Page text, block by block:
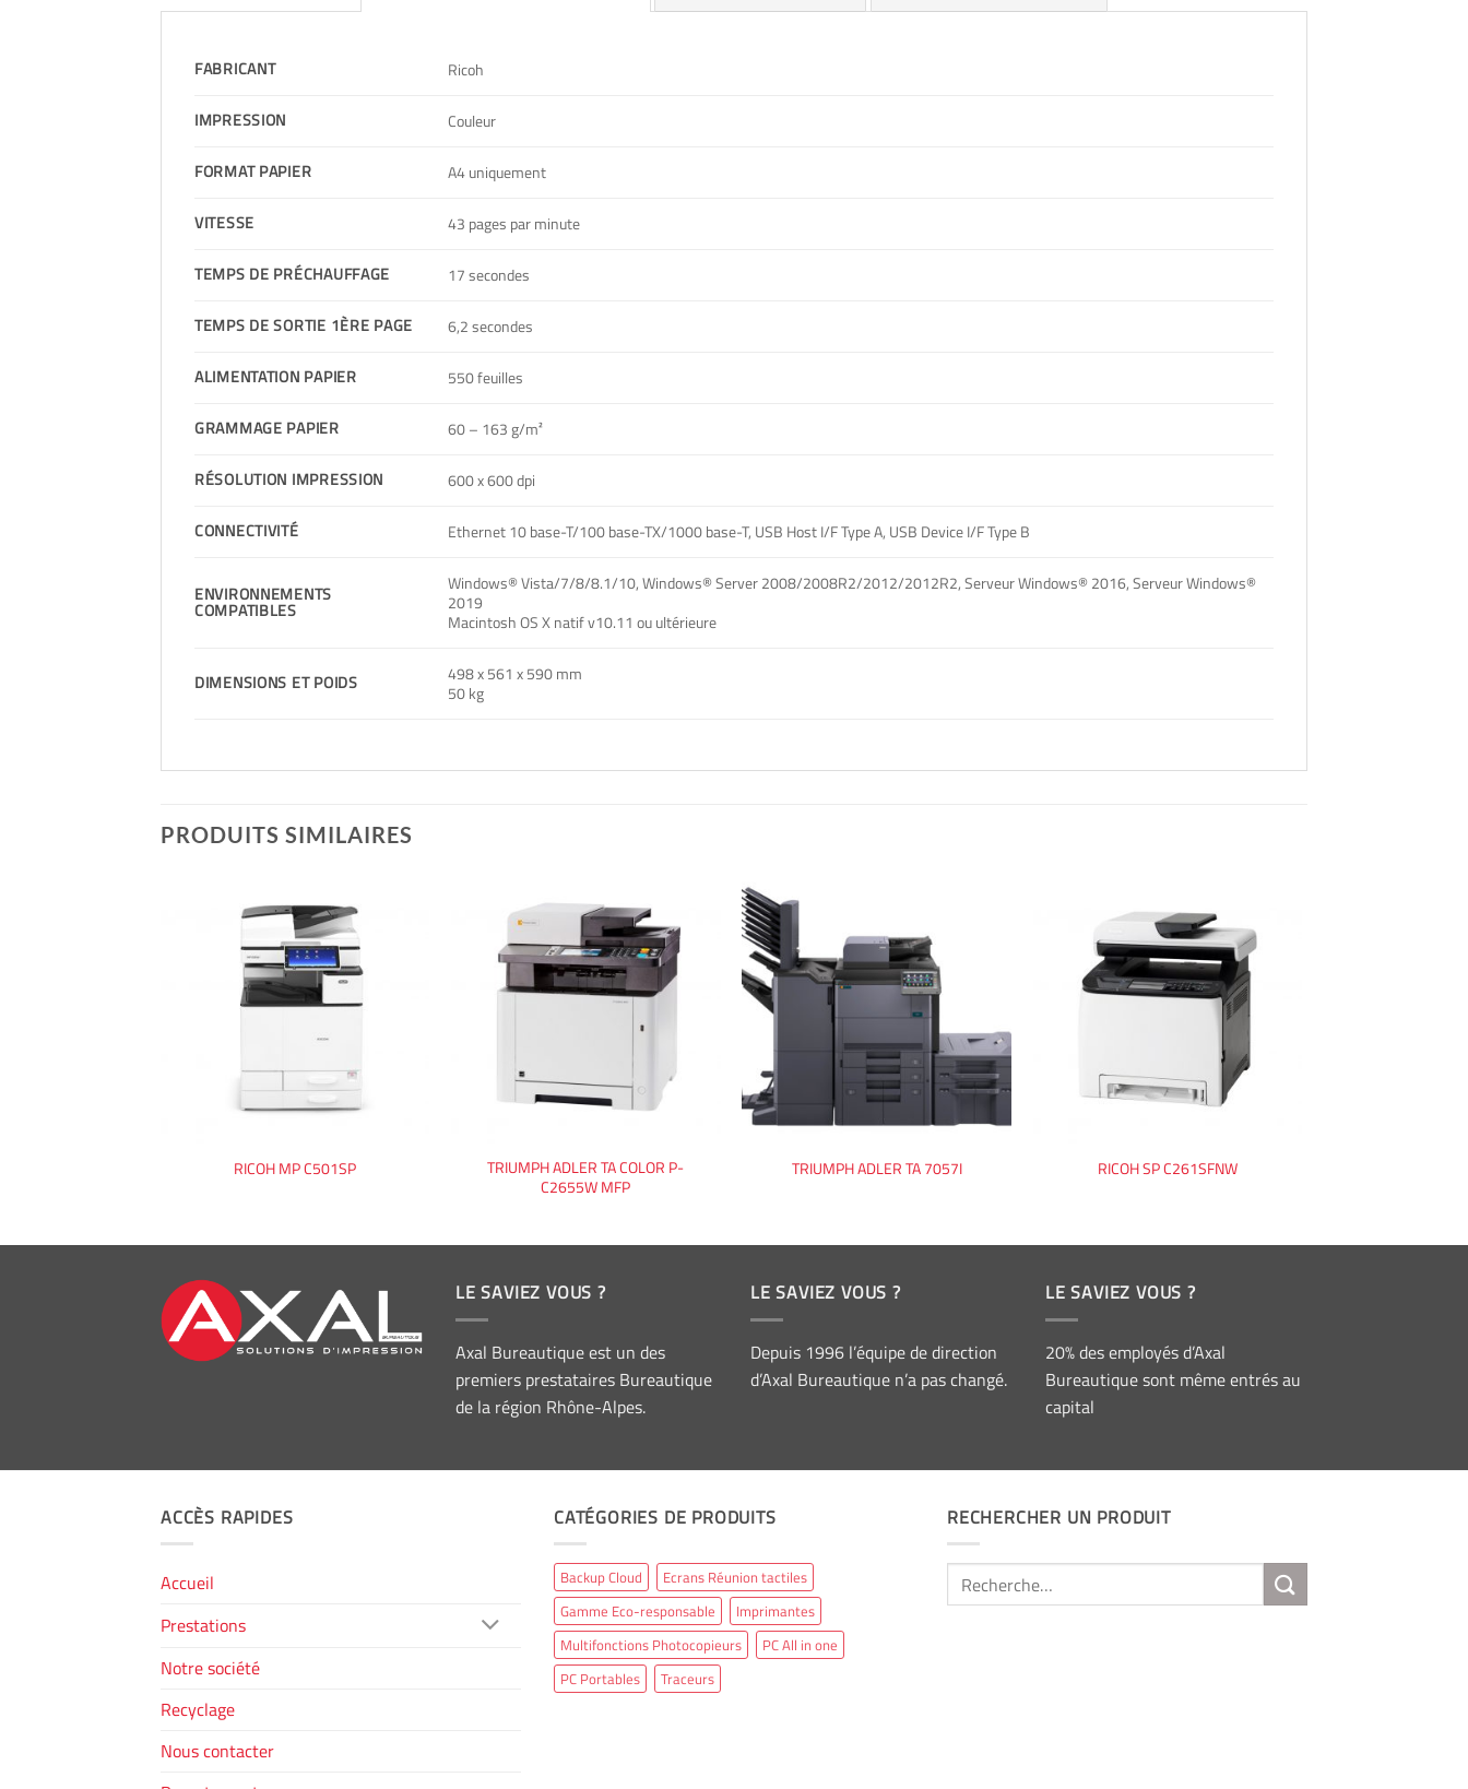
FABRICANT Ricoh
IMPRESSION Couleur
FORMAT PAPIER A4 uniquement
VITESSE 43 pages par minute
TEMPS DE PRÉCHAUFFAGE 17 secondes
TEMPS DE SORTIE 1ÈRE PAGE 6,2 secondes
ALIMENTATION PAPIER 550 feuilles
GRAMMAGE PAPIER 60 – 163 g/m²
RÉSOLUTION IMPRESSION 600 x 600 dpi
CONNECTIVITÉ Ethernet 10 base-T/100 base-TX/1000 base-T, USB Host I/F Type A, USB Device I/F Type B
ENVIRONNEMENTS
COMPATIBLES
Windows® Vista/7/8/8.1/10, Windows® Server 2008/2008R2/2012/2012R2, Serveur Windows® 2016, Serveur Windows®
2019
Macintosh OS X natif v10.11 ou ultérieure
DIMENSIONS ET POIDS
498 x 561 x 590 mm
50 kg
PRODUITS SIMILAIRES
RICOH MP C501SP
TRIUMPH ADLER TA COLOR P-
C2655W MFP
TRIUMPH ADLER TA 7057I RICOH SP C261SFNW
LE SAVIEZ VOUS ?
Axal Bureautique est un des
premiers prestataires Bureautique
de la région Rhône-Alpes.
LE SAVIEZ VOUS ?
Depuis 1996 l’équipe de direction
d’Axal Bureautique n’a pas changé.
LE SAVIEZ VOUS ?
20% des employés d’Axal
Bureautique sont même entrés au
capital
ACCÈS RAPIDES
Accueil
Prestations
Notre société
Recyclage
Nous contacter
CATÉGORIES DE PRODUITS
Backup Cloud
Ecrans Réunion tactiles
Gamme Eco-responsable
Imprimantes
Multifonctions Photocopieurs
PC All in one
PC Portables
Traceurs
RECHERCHER UN PRODUIT
Recherche
pour :